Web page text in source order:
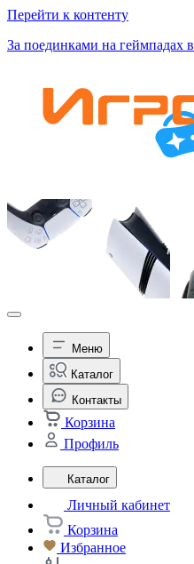
Перейти к контенту
За поединками на геймпадах в
Меню
Каталог
Контакты
Корзина
Профиль
Каталог
Личный кабинет
Корзина
Избранное